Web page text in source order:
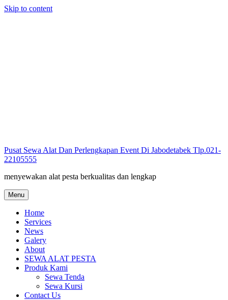
Skip to content
Pusat Sewa Alat Dan Perlengkapan Event Di Jabodetabek Tlp.021-
22105555
menyewakan alat pesta berkualitas dan lengkap
Menu
Home
Services
News
Galery
About
SEWA ALAT PESTA
Produk Kami
Sewa Tenda
Sewa Kursi
Contact Us